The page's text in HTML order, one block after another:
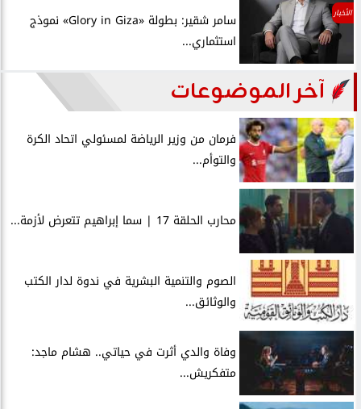
الأخبار
سامر شقير: بطولة «Glory in Giza» نموذج
استثماري...
آخر الموضوعات
فرمان من وزير الرياضة لمسئولي اتحاد الكرة
والتوأم...
محارب الحلقة 17 | سما إبراهيم تتعرض لأزمة...
الصوم والتنمية البشرية في ندوة لدار الكتب
والوثائق...
وفاة والدي أثرت في حياتي.. هشام ماجد:
متفكريش...